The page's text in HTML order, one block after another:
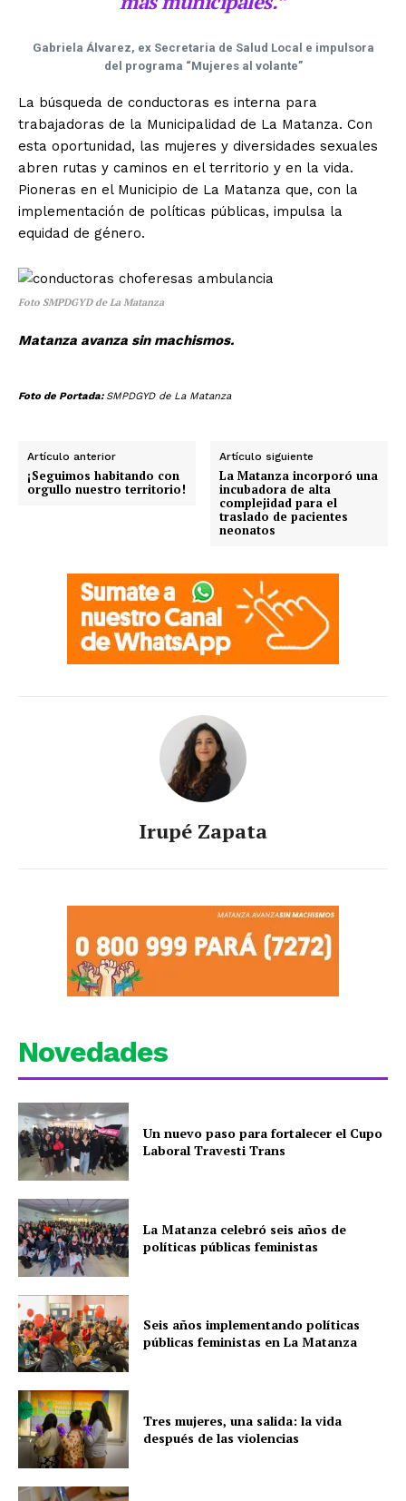
Gabriela Álvarez, ex Secretaria de Salud Local e impulsora
del programa “Mujeres al volante”
La búsqueda de conductoras es interna para
trabajadoras de la Municipalidad de La Matanza. Con
esta oportunidad, las mujeres y diversidades sexuales
abren rutas y caminos en el territorio y en la vida.
Pioneras en el Municipio de La Matanza que, con la
implementación de políticas públicas, impulsa la
equidad de género.
Foto SMPDGYD de La Matanza
Matanza avanza sin machismos.
Foto de Portada: SMPDGYD de La Matanza
Artículo anterior
¡Seguimos habitando con
orgullo nuestro territorio!
Artículo siguiente
La Matanza incorporó una
incubadora de alta
complejidad para el
traslado de pacientes
neonatos
Irupé Zapata
Novedades
Un nuevo paso para fortalecer el Cupo
Laboral Travesti Trans
La Matanza celebró seis años de
políticas públicas feministas
Seis años implementando políticas
públicas feministas en La Matanza
Tres mujeres, una salida: la vida
después de las violencias